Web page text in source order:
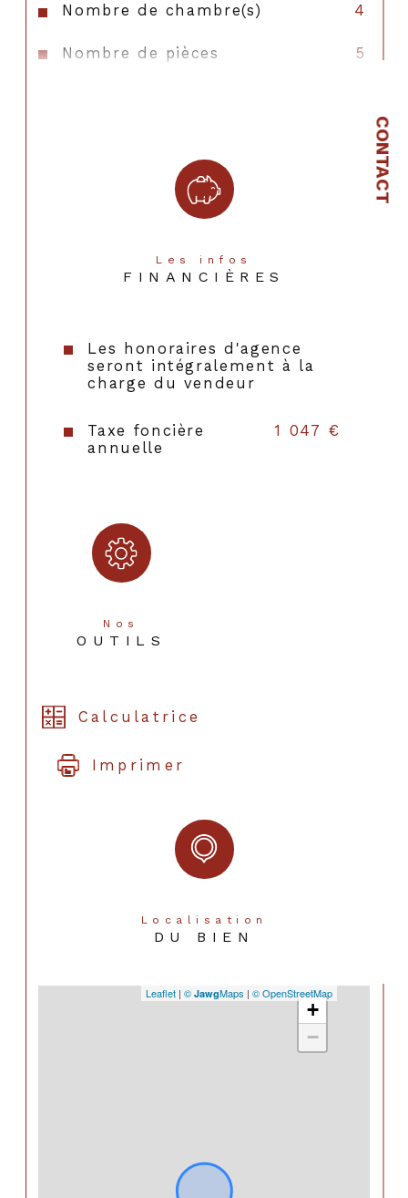
CONTACT
Nombre de chambre(s) 4
Nombre de pièces 5
Mode de chauffage
Type de chauffage
Format de chauffage
Année de construction
Les infos
FINANCIÈRES
Les honoraires d'agence
seront intégralement à la
charge du vendeur
Taxe foncière
annuelle
1 047 €
Nos
OUTILS
Calculatrice
Imprimer
Localisation
DU BIEN
+
−
Leaflet | © JawgMaps | © OpenStreetMap